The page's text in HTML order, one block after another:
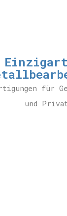
für
und Privat